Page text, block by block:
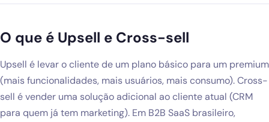
Founder
Blog
Solicitar diagnóstico gratuito
O que é Upsell e Cross-sell
Upsell é levar o cliente de um plano básico para um premium
(mais funcionalidades, mais usuários, mais consumo). Cross-
sell é vender uma solução adicional ao cliente atual (CRM
para quem já tem marketing). Em B2B SaaS brasileiro,